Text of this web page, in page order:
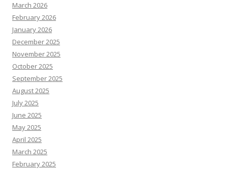
March 2026
February 2026
January 2026
December 2025
November 2025
October 2025
September 2025
August 2025
July 2025
June 2025
May 2025
April 2025
March 2025
February 2025